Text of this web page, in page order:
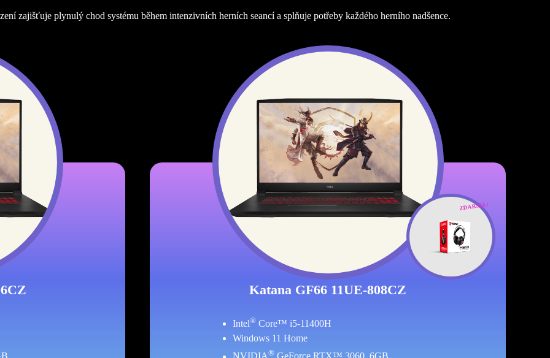
zajišťuje plynulý chod systému během intenzivních herních seancí a splňuje potřeby každého herního nadšence.
ZDARMA !
Katana GF66 11UE-808CZ
Intel® Core™ i5-11400H
Windows 11 Home
®